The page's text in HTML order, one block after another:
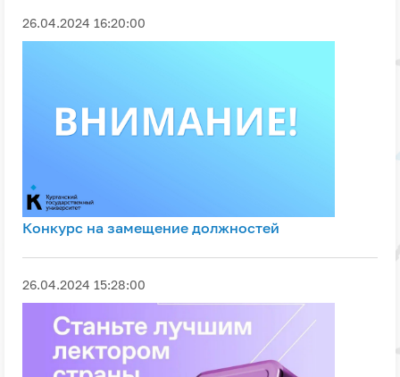
26.04.2024 16:20:00
Конкурс на замещение должностей
26.04.2024 15:28:00